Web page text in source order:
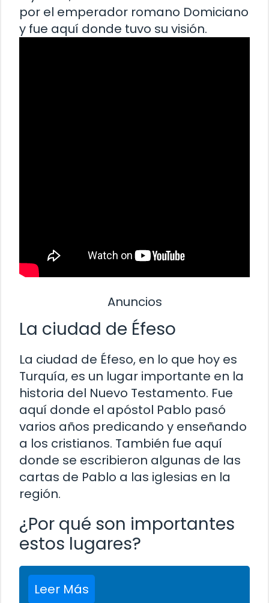
por el emperador romano Domiciano
y fue aquí donde tuvo su visión.
Anuncios
La ciudad de Éfeso
La ciudad de Éfeso, en lo que hoy es
Turquía, es un lugar importante en la
historia del Nuevo Testamento. Fue
aquí donde el apóstol Pablo pasó
varios años predicando y enseñando
a los cristianos. También fue aquí
donde se escribieron algunas de las
cartas de Pablo a las iglesias en la
región.
¿Por qué son importantes
estos lugares?
Leer Más